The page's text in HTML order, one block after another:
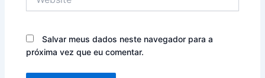
Salvar meus dados neste navegador para a
próxima vez que eu comentar.